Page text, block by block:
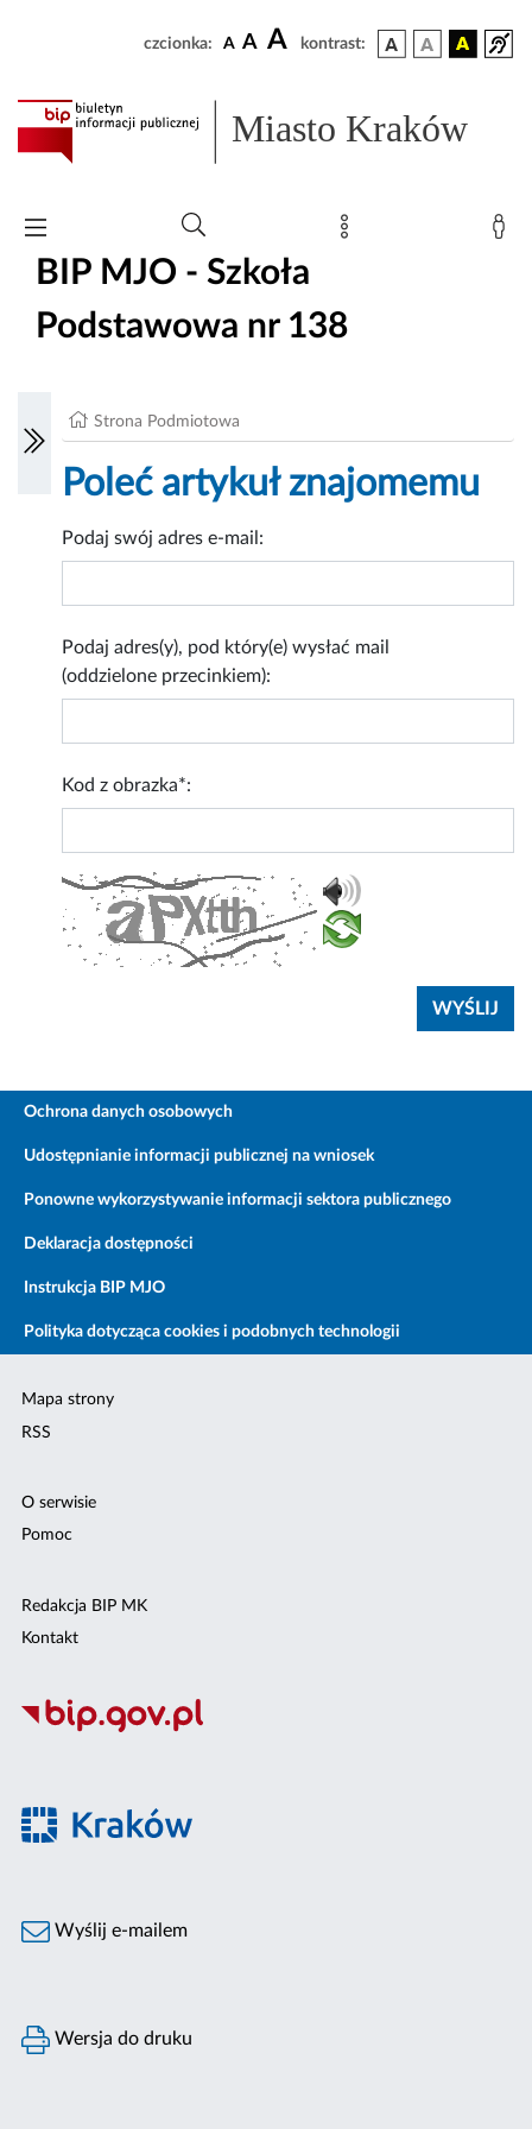
czcionka: A A A kontrast:
Miasto Kraków
BIP MJO - Szkoła
Podstawowa nr 138
Strona Podmiotowa
Poleć artykuł znajomemu
Podaj swój adres e-mail:
Podaj adres(y), pod który(e) wysłać mail
(oddzielone przecinkiem):
Kod z obrazka*:
Ochrona danych osobowych
Udostępnianie informacji publicznej na wniosek
Ponowne wykorzystywanie informacji sektora publicznego
Deklaracja dostępności
Instrukcja BIP MJO
Polityka dotycząca cookies i podobnych technologii
Mapa strony
RSS
O serwisie
Pomoc
Redakcja BIP MK
Kontakt
Wyślij e-mailem
Wersja do druku